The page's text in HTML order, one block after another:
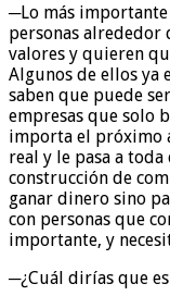
─Lo más
personas alrededor
valores y quieren
Algunos de ellos ya
saben que puede
empresas que solo
importa el próximo
real y le pasa a
construcción de
ganar dinero sino
con personas que
importante, y
─¿Cuál dirías que